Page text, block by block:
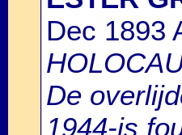
Dec 1893
De
1944-is